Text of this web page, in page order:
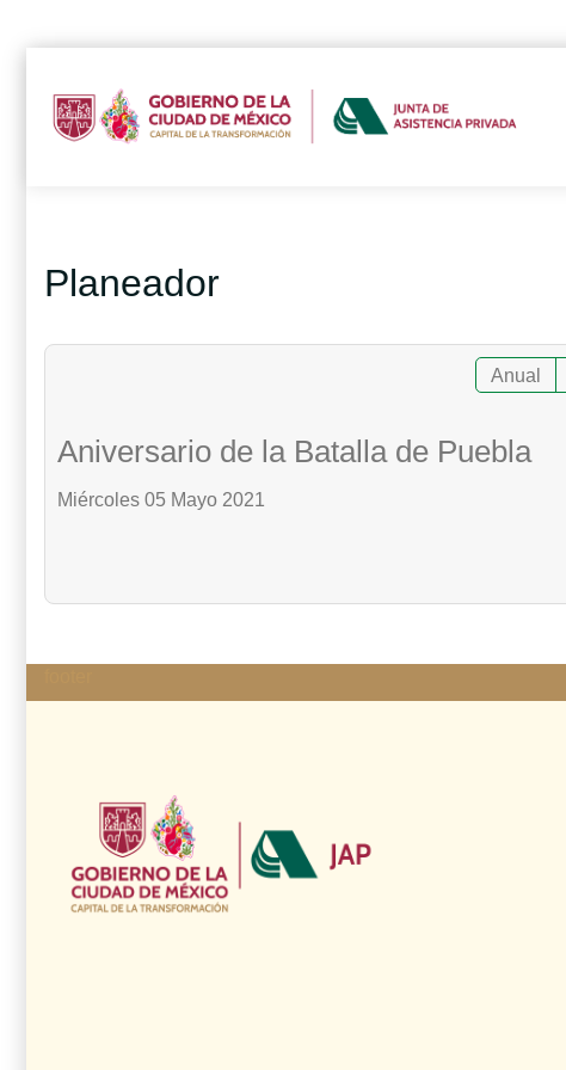
Planeador
Anual
Aniversario de la Batalla de Puebla
Miércoles 05 Mayo 2021